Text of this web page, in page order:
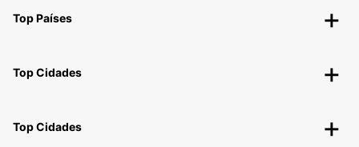
Top Países
Top Cidades
Top Cidades